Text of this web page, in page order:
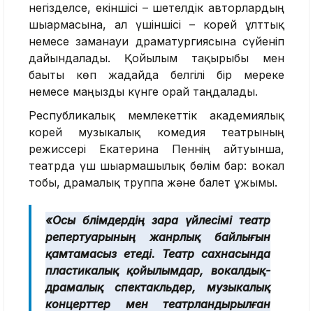
негізделсе, екіншісі – шетелдік авторлардың
шығармасына, ал үшіншісі – корей ұлттық
немесе заманауи драматургиясына сүйеніп
дайындалады. Қойылым тақырыбы мен
бағыты көп жағдайда белгілі бір мереке
немесе маңызды күнге орай таңдалады.
Республикалық мемлекеттік академиялық
корей музыкалық комедия театрының
режиссері Екатерина Пеннің айтуынша,
театрда үш шығармашылық бөлім бар: вокал
тобы, драмалық труппа және балет ұжымы.
«Осы бөлімдердің өзара үйлесімі театр
репертуарының жанрлық байлығын
қамтамасыз етеді. Театр сахнасында
пластикалық қойылымдар, вокалдық-
драмалық спектакльдер, музыкалық
концерттер мен театрландырылған